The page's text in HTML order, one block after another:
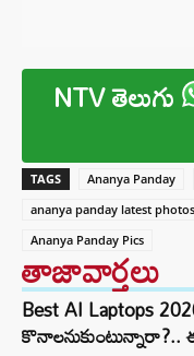
NTV తెలుగు
TAGS Ananya Panday
ananya panday latest photos
Ananya Panday Pics
తాజావార్తలు
Best AI Laptops
కొనాలనుకుంటున్నారా?..